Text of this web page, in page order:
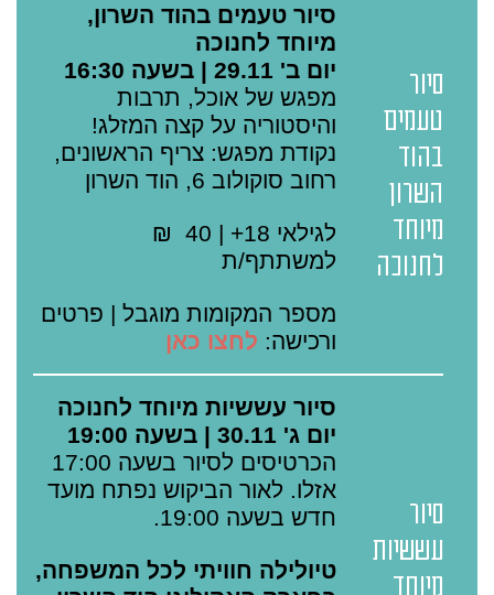
סיור
טעמים
בהוד
השרון
מיוחד
לחנוכה
סיור טעמים בהוד השרון,
מיוחד לחנוכה
יום ב' 29.11 | בשעה 16:30
מפגש של אוכל, תרבות
והיסטוריה על קצה המזלג!
נקודת מפגש: צריף הראשונים,
רחוב סוקולוב 6, הוד השרון
לגילאי 18+ | 40 ₪
למשתתף/ת
מספר המקומות מוגבל | פרטים
ורכישה: לחצו כאן
סיור
עששיות
סיור עששיות מיוחד לחנוכה
יום ג' 30.11 | בשעה 19:00
הכרטיסים לסיור בשעה 17:00
אזלו. לאור הביקוש נפתח מועד
חדש בשעה 19:00.
טיולילה חוויתי לכל המשפחה,